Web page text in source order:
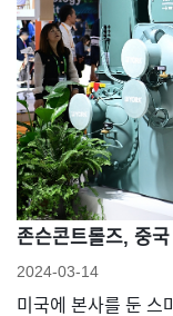
존슨콘트롤즈, 중
2024-03-14
미국에 본사를 둔 스